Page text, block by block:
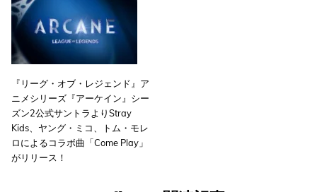
『リーグ・オブ・レジェンド』ア
ニメシリーズ『アーケイン』シー
ズン2公式サントラよりStray
Kids、ヤング・ミコ、トム・モレ
ロによるコラボ曲「Come Play」
がリリース！